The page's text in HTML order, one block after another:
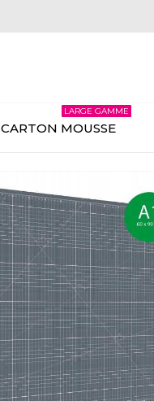
CARTON MOUSSE
LARGE GAMME